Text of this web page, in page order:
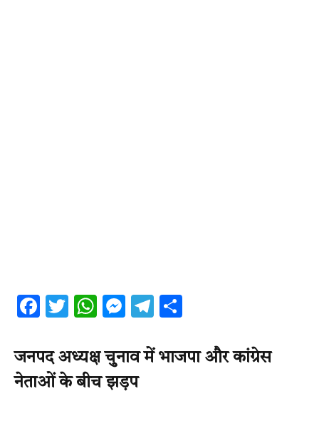
Facebook
Twitter
WhatsApp
Messenger
Telegram
जनपद अध्यक्ष चुनाव में भाजपा और कांग्रेस
नेताओं के बीच झड़प